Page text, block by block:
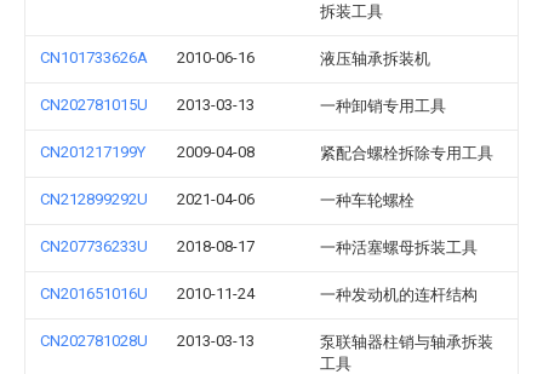
拆装工具
CN101733626A 2010-06-16 液压轴承拆装机
CN202781015U 2013-03-13 一种卸销专用工具
CN201217199Y 2009-04-08 紧配合螺栓拆除专用工具
CN212899292U 2021-04-06 一种车轮螺栓
CN207736233U 2018-08-17 一种活塞螺母拆装工具
CN201651016U 2010-11-24 一种发动机的连杆结构
CN202781028U 2013-03-13
泵联轴器柱销与轴承拆装
工具